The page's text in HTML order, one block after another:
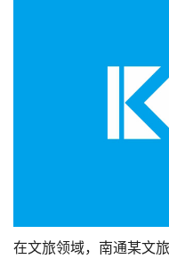
在文旅领域，南通某文